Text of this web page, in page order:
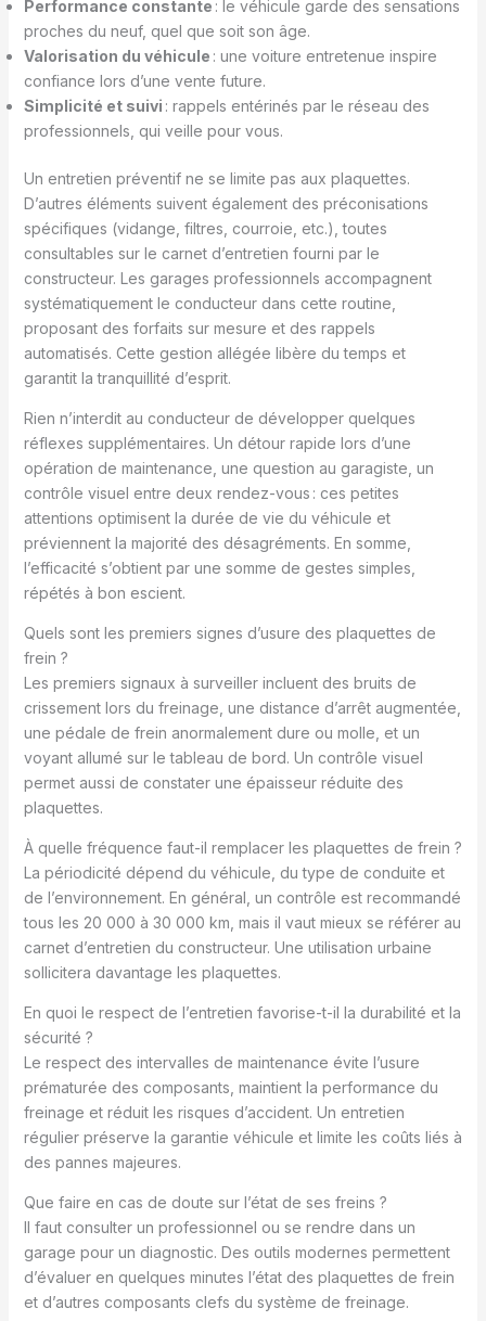
Performance constante : le véhicule garde des sensations
proches du neuf, quel que soit son âge.
Valorisation du véhicule : une voiture entretenue inspire
confiance lors d’une vente future.
Simplicité et suivi : rappels entérinés par le réseau des
professionnels, qui veille pour vous.
Un entretien préventif ne se limite pas aux plaquettes.
D’autres éléments suivent également des préconisations
spécifiques (vidange, filtres, courroie, etc.), toutes
consultables sur le carnet d’entretien fourni par le
constructeur. Les garages professionnels accompagnent
systématiquement le conducteur dans cette routine,
proposant des forfaits sur mesure et des rappels
automatisés. Cette gestion allégée libère du temps et
garantit la tranquillité d’esprit.
Rien n’interdit au conducteur de développer quelques
réflexes supplémentaires. Un détour rapide lors d’une
opération de maintenance, une question au garagiste, un
contrôle visuel entre deux rendez-vous : ces petites
attentions optimisent la durée de vie du véhicule et
préviennent la majorité des désagréments. En somme,
l’efficacité s’obtient par une somme de gestes simples,
répétés à bon escient.
Quels sont les premiers signes d’usure des plaquettes de
frein ?
Les premiers signaux à surveiller incluent des bruits de
crissement lors du freinage, une distance d’arrêt augmentée,
une pédale de frein anormalement dure ou molle, et un
voyant allumé sur le tableau de bord. Un contrôle visuel
permet aussi de constater une épaisseur réduite des
plaquettes.
À quelle fréquence faut-il remplacer les plaquettes de frein ?
La périodicité dépend du véhicule, du type de conduite et
de l’environnement. En général, un contrôle est recommandé
tous les 20 000 à 30 000 km, mais il vaut mieux se référer au
carnet d’entretien du constructeur. Une utilisation urbaine
sollicitera davantage les plaquettes.
En quoi le respect de l’entretien favorise-t-il la durabilité et la
sécurité ?
Le respect des intervalles de maintenance évite l’usure
prématurée des composants, maintient la performance du
freinage et réduit les risques d’accident. Un entretien
régulier préserve la garantie véhicule et limite les coûts liés à
des pannes majeures.
Que faire en cas de doute sur l’état de ses freins ?
Il faut consulter un professionnel ou se rendre dans un
garage pour un diagnostic. Des outils modernes permettent
d’évaluer en quelques minutes l’état des plaquettes de frein
et d’autres composants clefs du système de freinage.